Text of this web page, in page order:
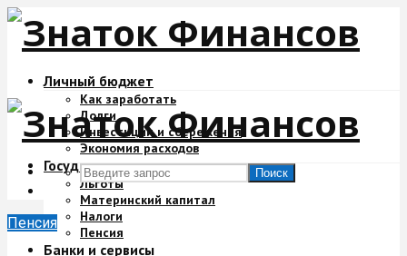
Личный бюджет
Как заработать
Долги
Инвестиции и сбережения
Экономия расходов
Государство и деньги
Льготы
Материнский капитал
Налоги
Пенсия
Банки и сервисы
Поиск
Пенсия